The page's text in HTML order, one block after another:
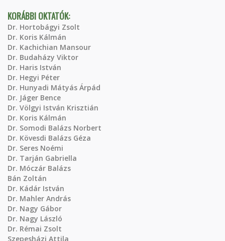
KORÁBBI OKTATÓK:
Dr. Hortobágyi Zsolt
Dr. Koris Kálmán
Dr. Kachichian Mansour
Dr. Budaházy Viktor
Dr. Haris István
Dr. Hegyi Péter
Dr. Hunyadi Mátyás Árpád
Dr. Jáger Bence
Dr. Völgyi István Krisztián
Dr. Koris Kálmán
Dr. Somodi Balázs Norbert
Dr. Kövesdi Balázs Géza
Dr. Seres Noémi
Dr. Tarján Gabriella
Dr. Móczár Balázs
Bán Zoltán
Dr. Kádár István
Dr. Mahler András
Dr. Nagy Gábor
Dr. Nagy László
Dr. Rémai Zsolt
Szepesházi Attila